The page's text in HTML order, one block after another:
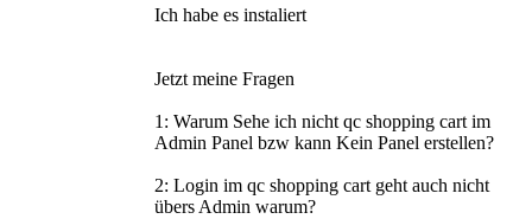
Ich habe es instaliert
Jetzt meine Fragen
1: Warum Sehe ich nicht qc shopping cart im
Admin Panel bzw kann Kein Panel erstellen?
2: Login im qc shopping cart geht auch nicht
übers Admin warum?